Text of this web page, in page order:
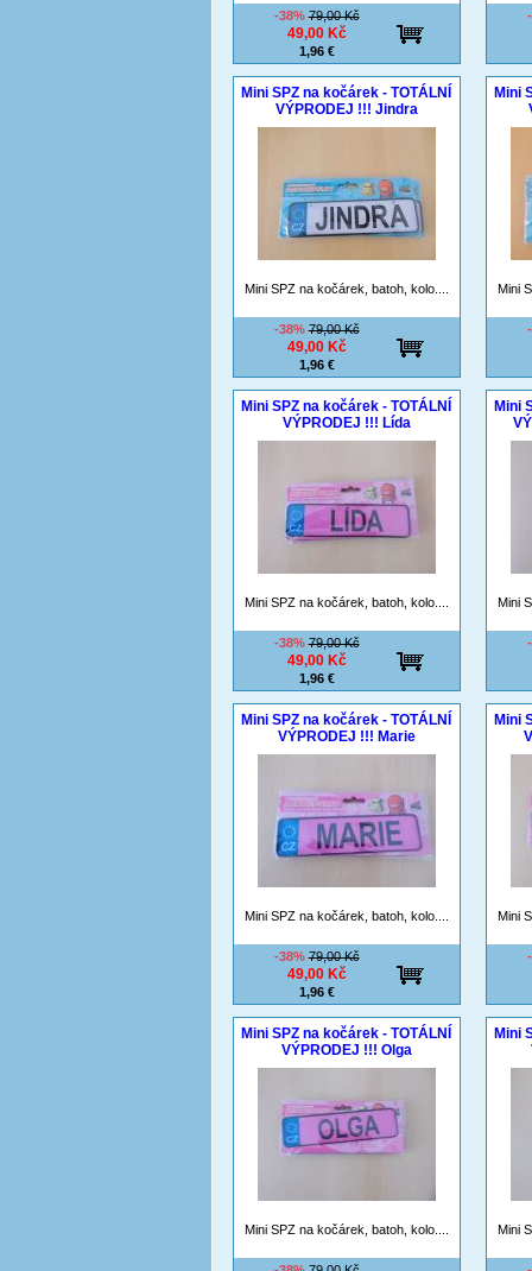
-38%79,00 Kč
49,00 Kč
1,96 €
Mini SPZ na kočárek - TOTÁLNÍ
VÝPRODEJ !!! Jindra
Mini SPZ na kočárek, batoh, kolo....
-38%79,00 Kč
49,00 Kč
1,96 €
Mini
Mini
Mini SPZ na kočárek - TOTÁLNÍ
VÝPRODEJ !!! Lída
Mini SPZ na kočárek, batoh, kolo....
-38%79,00 Kč
49,00 Kč
1,96 €
Mini
Mini
Mini SPZ na kočárek - TOTÁLNÍ
VÝPRODEJ !!! Marie
Mini SPZ na kočárek, batoh, kolo....
-38%79,00 Kč
49,00 Kč
1,96 €
Mini
Mini
Mini SPZ na kočárek - TOTÁLNÍ
VÝPRODEJ !!! Olga
Mini SPZ na kočárek, batoh, kolo....
Mini
Mini